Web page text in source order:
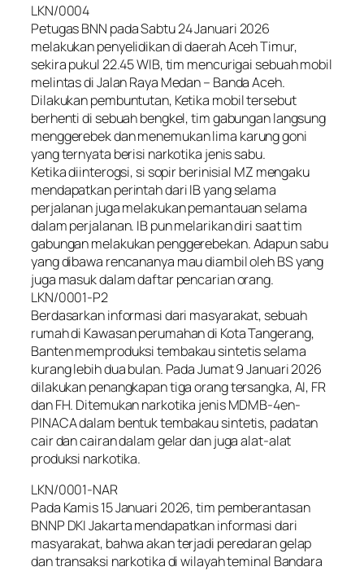
LKN/0004
Petugas BNN pada Sabtu 24 Januari 2026
melakukan penyelidikan di daerah Aceh Timur,
sekira pukul 22.45 WIB, tim mencurigai sebuah mobil
melintas di Jalan Raya Medan – Banda Aceh.
Dilakukan pembuntutan, Ketika mobil tersebut
berhenti di sebuah bengkel, tim gabungan langsung
menggerebek dan menemukan lima karung goni
yang ternyata berisi narkotika jenis sabu.
Ketika diinterogsi, si sopir berinisial MZ mengaku
mendapatkan perintah dari IB yang selama
perjalanan juga melakukan pemantauan selama
dalam perjalanan. IB pun melarikan diri saat tim
gabungan melakukan penggerebekan. Adapun sabu
yang dibawa rencananya mau diambil oleh BS yang
juga masuk dalam daftar pencarian orang.
LKN/0001-P2
Berdasarkan informasi dari masyarakat, sebuah
rumah di Kawasan perumahan di Kota Tangerang,
Banten memproduksi tembakau sintetis selama
kurang lebih dua bulan. Pada Jumat 9 Januari 2026
dilakukan penangkapan tiga orang tersangka, AI, FR
dan FH. Ditemukan narkotika jenis MDMB-4en-
PINACA dalam bentuk tembakau sintetis, padatan
cair dan cairan dalam gelar dan juga alat-alat
produksi narkotika.
LKN/0001-NAR
Pada Kamis 15 Januari 2026, tim pemberantasan
BNNP DKI Jakarta mendapatkan informasi dari
masyarakat, bahwa akan terjadi peredaran gelap
dan transaksi narkotika di wilayah teminal Bandara